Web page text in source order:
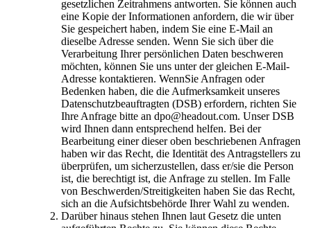
gesetzlichen Zeitrahmens antworten. Sie können auch
eine Kopie der Informationen anfordern, die wir über
Sie gespeichert haben, indem Sie eine E-Mail an
dieselbe Adresse senden. Wenn Sie sich über die
Verarbeitung Ihrer persönlichen Daten beschweren
möchten, können Sie uns unter der gleichen E-Mail-
Adresse kontaktieren. WennSie Anfragen oder
Bedenken haben, die die Aufmerksamkeit unseres
Datenschutzbeauftragten (DSB) erfordern, richten Sie
Ihre Anfrage bitte an dpo@headout.com. Unser DSB
wird Ihnen dann entsprechend helfen. Bei der
Bearbeitung einer dieser oben beschriebenen Anfragen
haben wir das Recht, die Identität des Antragstellers zu
überprüfen, um sicherzustellen, dass er/sie die Person
ist, die berechtigt ist, die Anfrage zu stellen. Im Falle
von Beschwerden/Streitigkeiten haben Sie das Recht,
sich an die Aufsichtsbehörde Ihrer Wahl zu wenden.
Darüber hinaus stehen Ihnen laut Gesetz die unten